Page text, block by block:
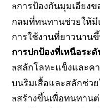
ลการป้องกันมุมเอียง
กลมที่ทนทานช่วยให้มี
การใช้งานที่ยาวนาน
การปกป้องที่เหนือระดั
ลสลักโลหะแข็งและค
บนริมเสื้อและสลักช่ว
ลสร้างขึ้นเพื่อทนทาน